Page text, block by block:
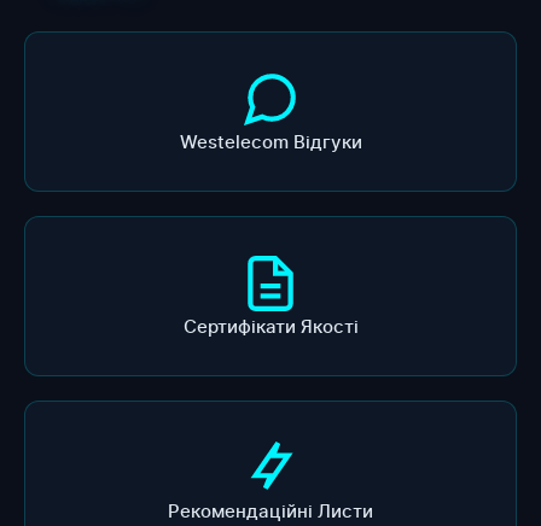
Westelecom Відгуки
Сертифікати Якості
Рекомендаційні Листи